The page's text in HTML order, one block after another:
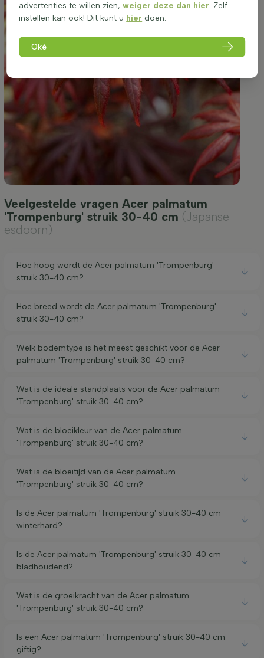
Veelgestelde vragen Acer palmatum
'Trompenburg' struik 30-40 cm (Japanse
esdoorn)
Hoe hoog wordt de Acer palmatum 'Trompenburg'
struik 30-40 cm?
Hoe breed wordt de Acer palmatum 'Trompenburg'
struik 30-40 cm?
Welk bodemtype is het meest geschikt voor de Acer
palmatum 'Trompenburg' struik 30-40 cm?
Wat is de ideale standplaats voor de Acer palmatum
'Trompenburg' struik 30-40 cm?
Wat is de bloeikleur van de Acer palmatum
'Trompenburg' struik 30-40 cm?
Wat is de bloeitijd van de Acer palmatum
'Trompenburg' struik 30-40 cm?
Is de Acer palmatum 'Trompenburg' struik 30-40 cm
winterhard?
Is de Acer palmatum 'Trompenburg' struik 30-40 cm
bladhoudend?
Wat is de groeikracht van de Acer palmatum
'Trompenburg' struik 30-40 cm?
Is een Acer palmatum 'Trompenburg' struik 30-40 cm
giftig?
advertenties te willen zien,weiger deze dan hier. Zelf
instellen kan ook! Dit kunt u hier doen.
Oké